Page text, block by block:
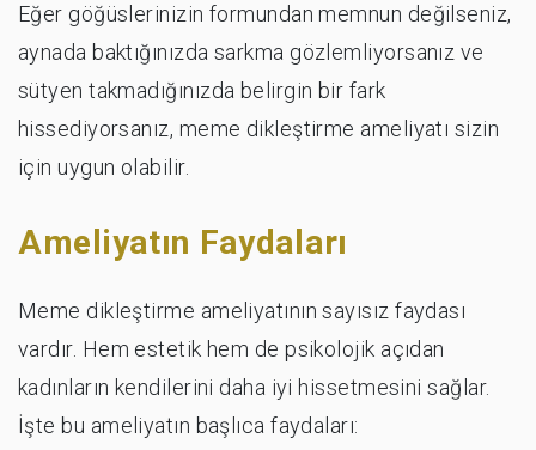
Eğer göğüslerinizin formundan memnun değilseniz,
aynada baktığınızda sarkma gözlemliyorsanız ve
sütyen takmadığınızda belirgin bir fark
hissediyorsanız, meme dikleştirme ameliyatı sizin
için uygun olabilir.
Ameliyatın Faydaları
Meme dikleştirme ameliyatının sayısız faydası
vardır. Hem estetik hem de psikolojik açıdan
kadınların kendilerini daha iyi hissetmesini sağlar.
İşte bu ameliyatın başlıca faydaları: